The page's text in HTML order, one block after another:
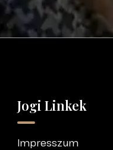
Jogi Linkek
Impresszum